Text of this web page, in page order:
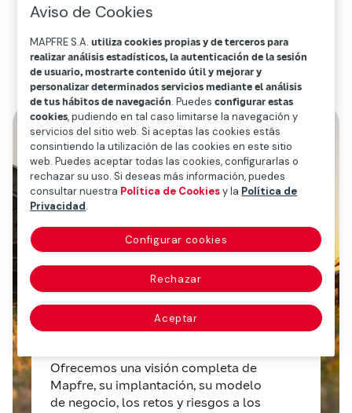
Informes
destacados
Sostenibilidad
Estado de Información No
Financiera (EINF)
Consolidado e Información
sobre Sostenibilidad de
MAPFRE, S.A. y sociedades
dependientes
Ofrecemos una visión completa de
Mapfre, su implantación, su modelo
de negocio, los retos y riesgos a los
Aviso de Cookies
MAPFRE S.A.utiliza cookies propias y de terceros para
realizar análisis estadísticos, la autenticación de la sesión
de usuario, mostrarte contenido útil y mejorar y
personalizar determinados servicios mediante el análisis
de tus hábitos de navegación. Puedesconfigurar estas
cookies, pudiendo en tal caso limitarse la navegación y
servicios del sitio web. Si aceptas las cookies estás
consintiendo la utilización de las cookies en este sitio
web. Puedes aceptar todas las cookies, configurarlas o
rechazar su uso. Si deseas más información, puedes
consultar nuestra Política de Cookiesy la Política de
Privacidad.
Configurar cookies
Rechazar
Aceptar